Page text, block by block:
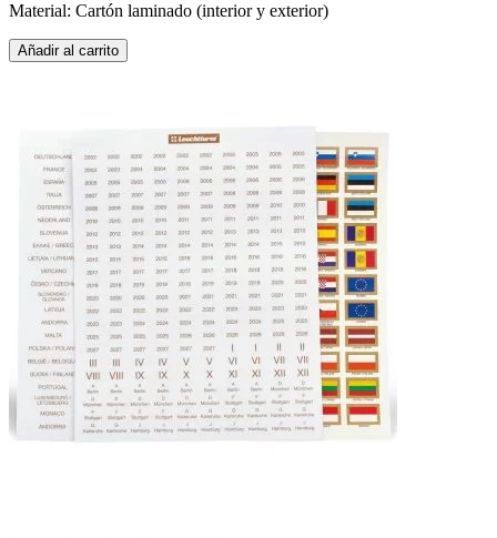
Material: Cartón laminado (interior y exterior)
Añadir al carrito